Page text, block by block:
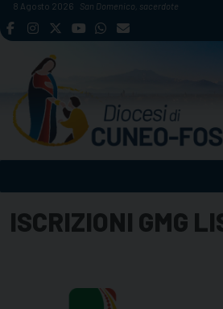
Skip
to
8 Agosto 2026 San Domenico, sacerdote
ISCRIZIONI GMG